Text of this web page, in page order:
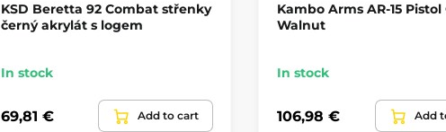
KSD Beretta 92 Combat střenky
černý akrylát s logem
In stock
69,81 € Add to cart
Kambo Arms AR-15 Pistol
Walnut
In stock
106,98 € Add